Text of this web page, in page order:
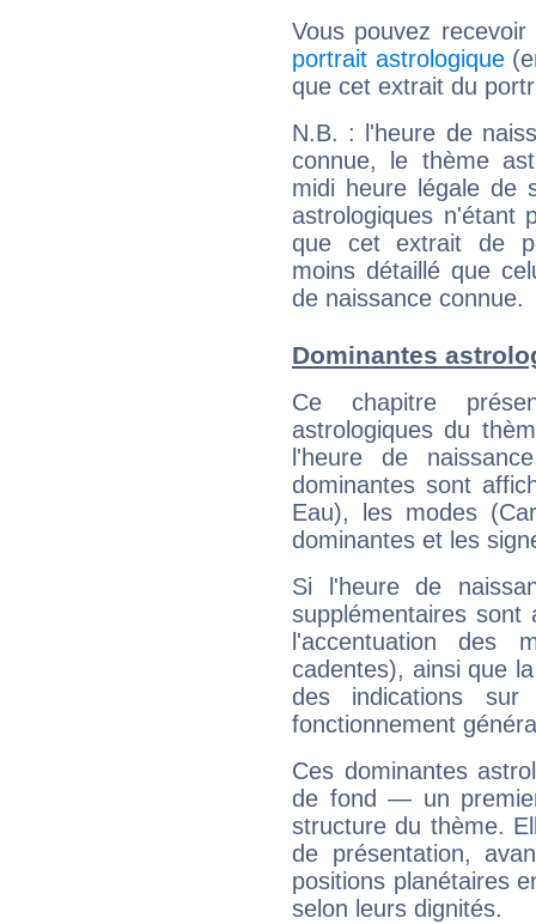
Vous pouvez
portrait astrologique
que cet extrait du
N.B. : l'heure de
connue, le thème
midi heure légale de
astrologiques n'étant
que cet extrait de
moins détaillé que
de naissance connue.
Dominantes
Ce chapitre
astrologiques du
l'heure de
dominantes sont
Eau), les modes
dominantes et les
Si l'heure de
supplémentaires sont
l'accentuation des
cadentes), ainsi que
des indications sur
fonctionnement
Ces dominantes
de fond — un
structure du thème.
de présentation,
positions planétaires
selon leurs dignités.